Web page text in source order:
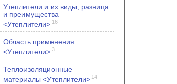
Утеплители и их виды, разница
и преимущества
<Утеплители> 16
Область применения
<Утеплители>3
Теплоизоляционные
материалы <Утеплители> 14